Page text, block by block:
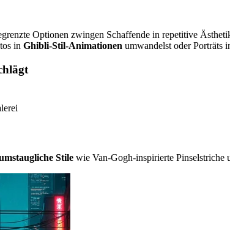
Optionen zwingen Schaffende in repetitive
in Ghibli-Stil-Animationen umwandelst oder Porträts
Stile wie Van-Gogh-inspirierte Pinselstriche